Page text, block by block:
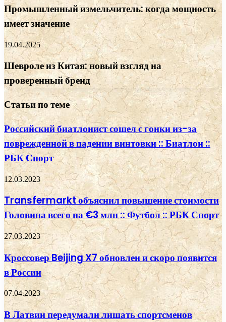
Промышленный измельчитель: когда мощность
имеет значение
19.04.2025
Шевроле из Китая: новый взгляд на
проверенный бренд
Статьи по теме
Российский биатлонист сошел с гонки из-за
поврежденной в падении винтовки :: Биатлон ::
РБК Спорт
12.03.2023
Transfermarkt объяснил повышение стоимости
Головина всего на €3 млн :: Футбол :: РБК Спорт
27.03.2023
Кроссовер Beijing X7 обновлен и скоро появится
в России
07.04.2023
В Латвии передумали лишать спортсменов